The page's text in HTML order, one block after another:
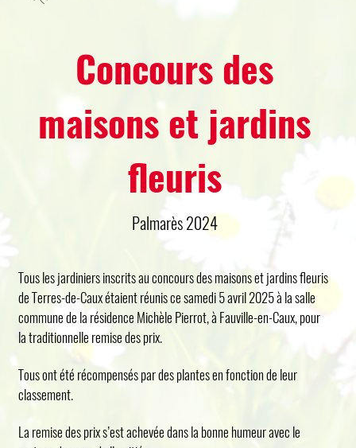
Concours des
maisons et jardins
fleuris
Palmarès 2024
Tous les jardiniers inscrits au concours des maisons et jardins fleuris
de Terres-de-Caux étaient réunis ce samedi 5 avril 2025 à la salle
commune de la résidence Michèle Pierrot, à Fauville-en-Caux, pour
la traditionnelle remise des prix.
Tous ont été récompensés par des plantes en fonction de leur
classement.
La remise des prix s’est achevée dans la bonne humeur avec le